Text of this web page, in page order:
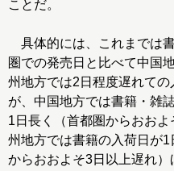
ことだ。
具体的には、これまでは
圏での発売日と比べて中国
州地方では2日程度遅れての
が、中国地方では書籍・雑
1日長く（首都圏からおお
州地方では書籍の入荷日が1
からおおよそ3日以上遅れ